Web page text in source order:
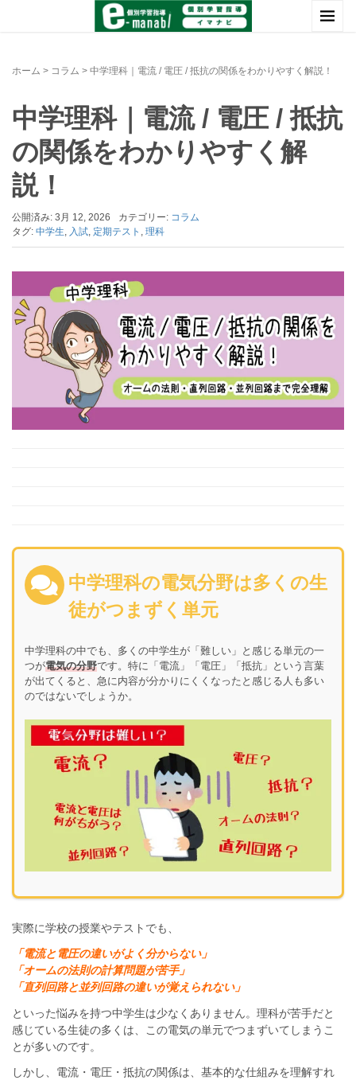
ホーム > コラム > 中学理科｜電流 / 電圧 / 抵抗の関係をわかりやすく解説！
中学理科｜電流 / 電圧 / 抵抗
の関係をわかりやすく解
説！
公開済み: 3月 12, 2026 カテゴリー: コラム
タグ: 中学生, 入試, 定期テスト , 理科
中学理科の電気分野は多くの生
徒がつまずく単元
中学理科の中でも、多くの中学生が「難しい」と感じる単元の一
つが電気の分野です。特に「電流」「電圧」「抵抗」という言葉
が出てくると、急に内容が分かりにくくなったと感じる人も多い
のではないでしょうか。
実際に学校の授業やテストでも、
「電流と電圧の違いがよく分からない」
「オームの法則の計算問題が苦手」
「直列回路と並列回路の違いが覚えられない」
といった悩みを持つ中学生は少なくありません。理科が苦手だと
感じている生徒の多くは、この電気の単元でつまずいてしまうこ
とが多いのです。
しかし、電流・電圧・抵抗の関係は、基本的な仕組みを理解すれ